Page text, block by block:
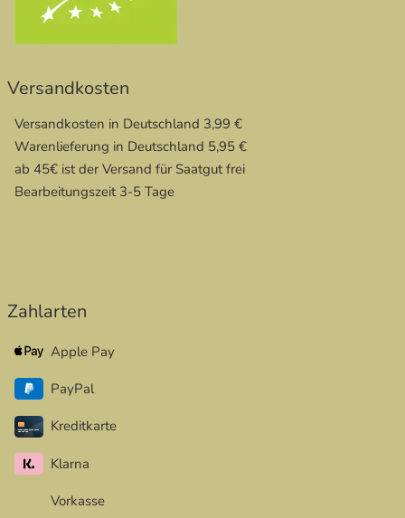
Versandkosten
Versandkosten in Deutschland 3,99 €
Warenlieferung in Deutschland 5,95 €
ab 45€ ist der Versand für Saatgut frei
Bearbeitungszeit 3-5 Tage
Zahlarten
Apple Pay
PayPal
Kreditkarte
Klarna
Vorkasse